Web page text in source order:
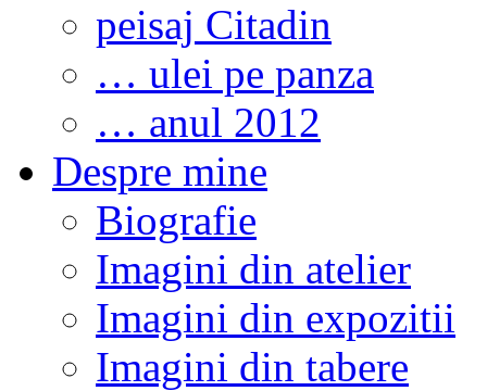
peisaj Citadin
… ulei pe panza
… anul 2012
Despre mine
Biografie
Imagini din atelier
Imagini din expozitii
Imagini din tabere